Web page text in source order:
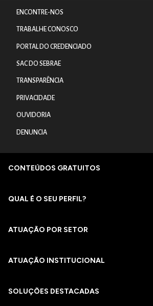
ENCONTRE-NOS
TRABALHE CONOSCO
PORTAL DO CREDENCIADO
SAC DO SEBRAE
TRANSPARÊNCIA
PRIVACIDADE
OUVIDORIA
DENUNCIA
CONTEÚDOS GRATUITOS
QUAL É O SEU PERFIL?
ATUAÇÃO POR SETOR
ATUAÇÃO INSTITUCIONAL
SOLUÇÕES DESTACADAS